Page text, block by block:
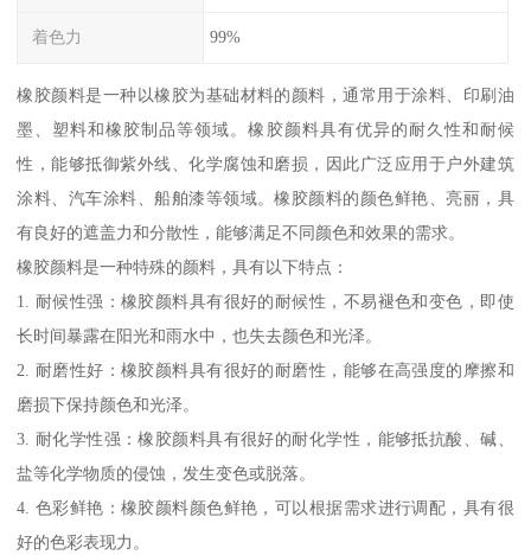
着色力 99%
橡胶颜料是一种以橡胶为基础材料的颜料，通常用于涂料、印刷油
墨、塑料和橡胶制品等领域。橡胶颜料具有优异的耐久性和耐候
性，能够抵御紫外线、化学腐蚀和磨损，因此广泛应用于户外建筑
涂料、汽车涂料、船舶漆等领域。橡胶颜料的颜色鲜艳、亮丽，具
有良好的遮盖力和分散性，能够满足不同颜色和效果的需求。
橡胶颜料是一种特殊的颜料，具有以下特点：
1. 耐候性强：橡胶颜料具有很好的耐候性，不易褪色和变色，即使
长时间暴露在阳光和雨水中，也失去颜色和光泽。
2. 耐磨性好：橡胶颜料具有很好的耐磨性，能够在高强度的摩擦和
磨损下保持颜色和光泽。
3. 耐化学性强：橡胶颜料具有很好的耐化学性，能够抵抗酸、碱、
盐等化学物质的侵蚀，发生变色或脱落。
4. 色彩鲜艳：橡胶颜料颜色鲜艳，可以根据需求进行调配，具有很
好的色彩表现力。